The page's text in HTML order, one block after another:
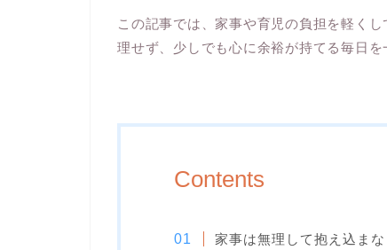
この記事では、家事や育児の負担を軽くし
理せず、少しでも心に余裕が持てる毎日を
Contents
家事は無理して抱え込ま